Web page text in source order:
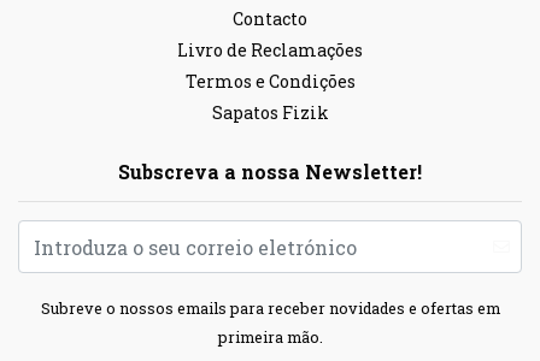
Contacto
Livro de Reclamações
Termos e Condições
Sapatos Fizik
Subscreva a nossa Newsletter!
Subreve o nossos emails para receber novidades e ofertas em
primeira mão.